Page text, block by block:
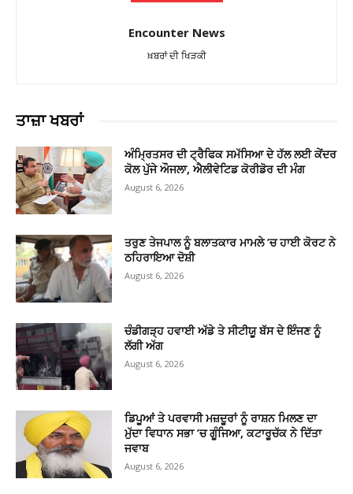
Encounter News
ਖ਼ਬਰਾਂ ਦੀ ਖਿੜਕੀ
ਤਾਜ਼ਾ ਖਬਰਾਂ
ਅੰਮ੍ਰਿਤਸਰ ਦੀ ਟ੍ਰੈਫਿਕ ਸਮੱਸਿਆ ਦੇ ਹੱਲ ਲਈ ਕੇਂਦਰ
ਕੋਲ ਪੁੱਜੇ ਔਜਲਾ, ਐਲੀਵੇਟਿਡ ਕੋਰੀਡੋਰ ਦੀ ਮੰਗ
August 6, 2026
ਤਰੁਣ ਤੇਜਪਾਲ ਨੂੰ ਬਲਾਤਕਾਰ ਮਾਮਲੇ ’ਚ ਹਾਈ ਕੋਰਟ ਨੇ
ਠਹਿਰਾਇਆ ਦੋਸ਼ੀ
August 6, 2026
ਚੰਡੀਗੜ੍ਹ ਹਵਾਈ ਅੱਡੇ ਤੇ ਸੀਟੀਯੂ ਬੱਸ ਦੇ ਇੰਜਣ ਨੂੰ
ਲੱਗੀ ਅੱਗ
August 6, 2026
ਡਿਪੂਆਂ ਤੇ ਪਰਵਾਸੀ ਮਜ਼ਦੂਰਾਂ ਨੂੰ ਰਾਸ਼ਨ ਮਿਲਣ ਦਾ
ਮੁੱਦਾ ਵਿਧਾਨ ਸਭਾ ’ਚ ਗੂੰਜਿਆ, ਕਟਾਰੂਚੱਕ ਨੇ ਦਿੱਤਾ
ਜਵਾਬ
August 6, 2026